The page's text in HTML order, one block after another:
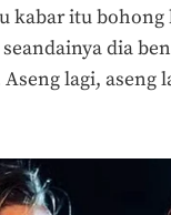
kabar itu bohong
dia
lagi, aseng